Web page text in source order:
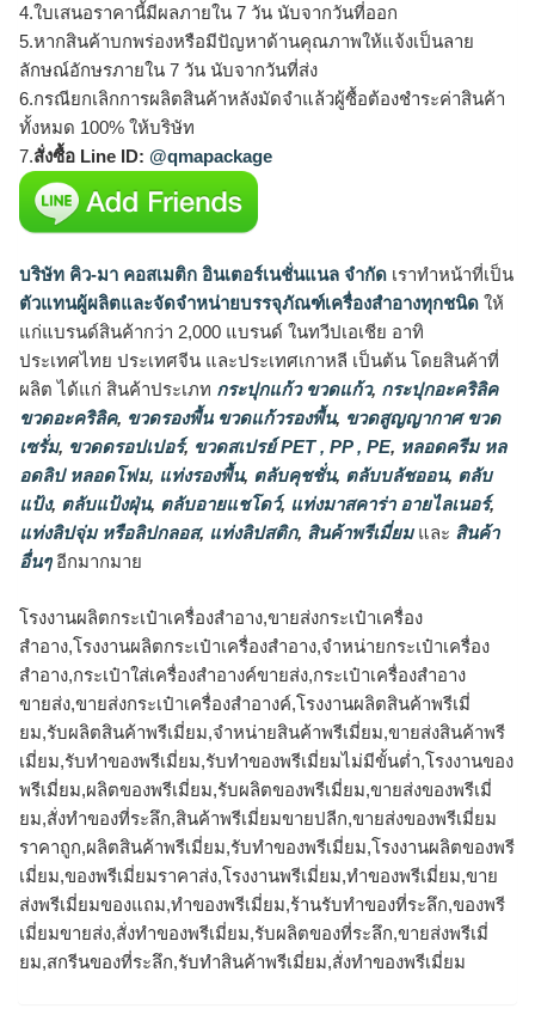
4.ใบเสนอราคานี้มีผลภายใน 7 วัน นับจากวันที่ออก
5.หากสินค้าบกพร่องหรือมีปัญหาด้านคุณภาพให้แจ้งเป็นลาย
ลักษณ์อักษรภายใน 7 วัน นับจากวันที่ส่ง
6.กรณียกเลิกการผลิตสินค้าหลังมัดจำแล้วผู้ซื้อต้องชำระค่าสินค้า
ทั้งหมด 100% ให้บริษัท
7.สั่งซื้อ Line ID: @qmapackage
บริษัท คิว-มา คอสเมติก อินเตอร์เนชั่นแนล จำกัด เราทำหน้าที่เป็น
ตัวแทนผู้ผลิตและจัดจำหน่ายบรรจุภัณฑ์เครื่องสำอางทุกชนิด ให้
แก่แบรนด์สินค้ากว่า 2,000 แบรนด์ ในทวีปเอเชีย อาทิ
ประเทศไทย ประเทศจีน และประเทศเกาหลี เป็นต้น โดยสินค้าที่
ผลิต ได้แก่ สินค้าประเภท กระปุกแก้ว ขวดแก้ว, กระปุกอะคริลิค
ขวดอะคริลิค, ขวดรองพื้น ขวดแก้วรองพื้น, ขวดสูญญากาศ ขวด
เซรั่ม, ขวดดรอปเปอร์, ขวดสเปรย์ PET , PP , PE, หลอดครีม หล
อดลิป หลอดโฟม, แท่งรองพื้น, ตลับคุชชั่น, ตลับบลัชออน, ตลับ
แป้ง, ตลับแป้งฝุ่น, ตลับอายแชโดว์, แท่งมาสคาร่า อายไลเนอร์,
แท่งลิปจุ่ม หรือลิปกลอส, แท่งลิปสติก, สินค้าพรีเมี่ยมและ สินค้า
อื่นๆอีกมากมาย
โรงงานผลิตกระเป๋าเครื่องสำอาง,ขายส่งกระเป๋าเครื่อง
สำอาง,โรงงานผลิตกระเป๋าเครื่องสำอาง,จำหน่ายกระเป๋าเครื่อง
สำอาง,กระเป๋าใส่เครื่องสำอางค์ขายส่ง,กระเป๋าเครื่องสําอาง
ขายส่ง,ขายส่งกระเป๋าเครื่องสําอางค์,โรงงานผลิตสินค้าพรีเมี่
ยม,รับผลิตสินค้าพรีเมี่ยม,จำหน่ายสินค้าพรีเมี่ยม,ขายส่งสินค้าพรี
เมี่ยม,รับทําของพรีเมี่ยม,รับทําของพรีเมี่ยมไม่มีขั้นต่ำ,โรงงานของ
พรีเมี่ยม,ผลิตของพรีเมี่ยม,รับผลิตของพรีเมี่ยม,ขายส่งของพรีเมี่
ยม,สั่งทําของที่ระลึก,สินค้าพรีเมี่ยมขายปลีก,ขายส่งของพรีเมี่ยม
ราคาถูก,ผลิตสินค้าพรีเมี่ยม,รับทำของพรีเมี่ยม,โรงงานผลิตของพรี
เมี่ยม,ของพรีเมี่ยมราคาส่ง,โรงงานพรีเมี่ยม,ทําของพรีเมี่ยม,ขาย
ส่งพรีเมี่ยมของแถม,ทำของพรีเมี่ยม,ร้านรับทําของที่ระลึก,ของพรี
เมี่ยมขายส่ง,สั่งทําของพรีเมี่ยม,รับผลิตของที่ระลึก,ขายส่งพรีเมี่
ยม,สกรีนของที่ระลึก,รับทําสินค้าพรีเมี่ยม,สั่งทำของพรีเมี่ยม